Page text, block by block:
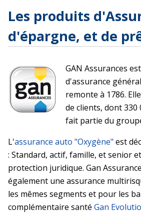
Les produits
d'épargne, et de
GAN Assurances
d'assurance
remonte à 1786.
de clients, dont 330
fait partie du
L'assurance auto "Oxygène" est
: Standard, actif, famille, et senior
protection juridique. Gan
également une assurance
les mêmes segments et pour les
complémentaire santé Gan